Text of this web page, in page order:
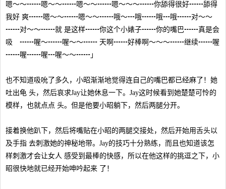
嗯～～┅┅嗯～～┅┅嗯～～┅┅嗯～～～┅┅你舔得很好┅┅舔得
我好 爽┅┅嗯～～┅┅嗯～～┅┅哦～┅哦┅┅哦┅哦┅┅对～～
┅┅对～～┅┅就 是这样┅┅你这个小婊子┅┅你的嘴巴┅┅真是会
吸 ┅┅喔～┅┅喔～～┅┅ 天啊┅┅好棒啊～～～┅┅继续┅┅喔
┅┅喔┅┅喔┅喔～～┅┅」
也不知道吸吮了多久，小昭渐渐地觉得连自己的嘴巴都已经麻了！她
吐出龟 头，然后哀求Jay让她休息一下。Jay这时候看到她楚楚可怜的
模样，也就点点 头。但是他要小昭躺下，然后两腿分开。
接着换他趴下，然后将嘴贴在小昭的两腿交接处，然后开始用舌头以
及手指 去刺激她的神秘地带。Jay的技巧十分熟练，而且也知道该怎
样刺激才会让女人 感受到最棒的快感，所以在他这样的挑逗之下，小
昭很快地就已经开始呻吟起来 了！